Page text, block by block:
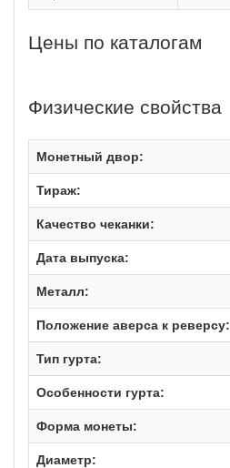
Цены по каталогам
Физические свойства
Монетный двор:
Тираж:
Качество чеканки:
Дата выпуска:
Металл:
Положение аверса к реверсу:
Тип гурта:
Особенности гурта:
Форма монеты:
Диаметр: